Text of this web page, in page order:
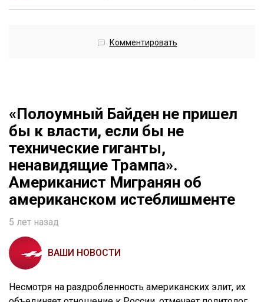
Комментировать
«Полоумный Байден не пришел
бы к власти, если бы не
технические гиганты,
ненавидящие Трампа».
Американист Мигранян об
американском истеблишменте
5 лет назад
ВАШИ НОВОСТИ
Несмотря на раздробленность американских элит, их